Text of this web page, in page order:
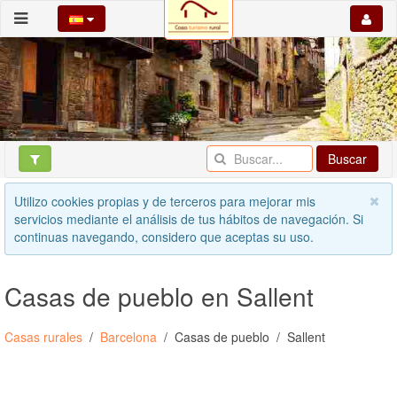
Buscar
Utilizo cookies propias y de terceros para mejorar mis
servicios mediante el análisis de tus hábitos de navegación. Si
continuas navegando, considero que aceptas su uso.
Casas de pueblo en Sallent
Casas rurales Barcelona Casas de pueblo Sallent